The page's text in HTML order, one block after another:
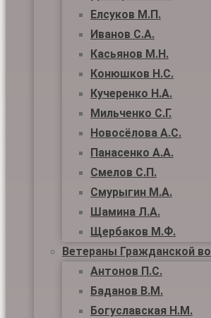
Елсуков М.П.
Иванов С.А.
Касьянов М.Н.
Конюшков Н.С.
Кучеренко Н.А.
Мильченко С.Г.
Новосёлова А.С.
Панасенко А.А.
Смелов С.П.
Смурыгин М.А.
Шамина Л.А.
Щербаков М.Ф.
Ветераны Гражданской
Антонов П.С.
Баданов В.М.
Богуславская Н.М.